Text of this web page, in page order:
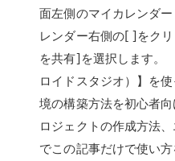
面左側のマイカレンダ
レンダー右側の[ ]をク
を共有]を選択します
ロイドスタジオ）】を
境の構築方法を初心者
ロジェクトの作成方法
でこの記事だけで使い